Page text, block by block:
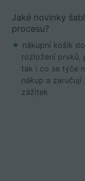
Jaké novinky
procesu?
nákupní košík
rozložení prvků,
tak i co se týče
nákup a
zážitek